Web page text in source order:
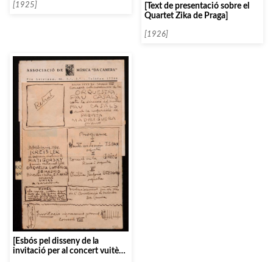
[1925]
[Text de presentació sobre el
Quartet Zika de Praga]
[1926]
[Esbós pel disseny de la
invitació per al concert vuitè